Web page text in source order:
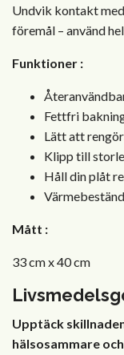
Undvik kontakt
föremål – använd
Funktioner :
Fettfri
Lätt att
Klipp till
Håll din plåt
Mått :
33 cm x 40 cm
Upptäck
hälsosammare